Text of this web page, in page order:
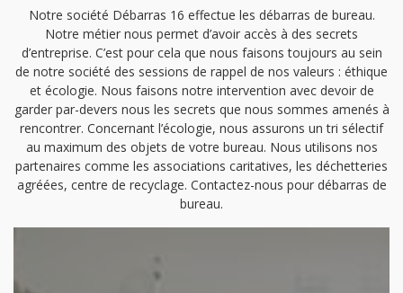
Notre société Débarras 16 effectue les débarras de bureau.
Notre métier nous permet d’avoir accès à des secrets
d’entreprise. C’est pour cela que nous faisons toujours au sein
de notre société des sessions de rappel de nos valeurs : éthique
et écologie. Nous faisons notre intervention avec devoir de
garder par-devers nous les secrets que nous sommes amenés à
rencontrer. Concernant l’écologie, nous assurons un tri sélectif
au maximum des objets de votre bureau. Nous utilisons nos
partenaires comme les associations caritatives, les déchetteries
agréées, centre de recyclage. Contactez-nous pour débarras de
bureau.